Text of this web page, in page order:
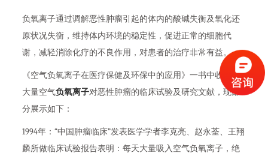
负氧离子通过调解恶性肿瘤引起的体内的酸碱失衡及氧化还
原状况失衡，维持体内环境的稳定性，促进正常的细胞代
谢，减轻消除化疗的不良作用，对患者的治疗非常有益。
《空气负氧离子在医疗保健及环保中的应用》一书中收录了
大量空气负氧离子对恶性肿瘤的临床试验及研究文献，现部
分展示如下：
1994年：“中国肿瘤临床”发表医学学者李克亮、赵永荃、王翔
麟所做临床试验报告表明：每天大量吸入空气负氧离子，绝